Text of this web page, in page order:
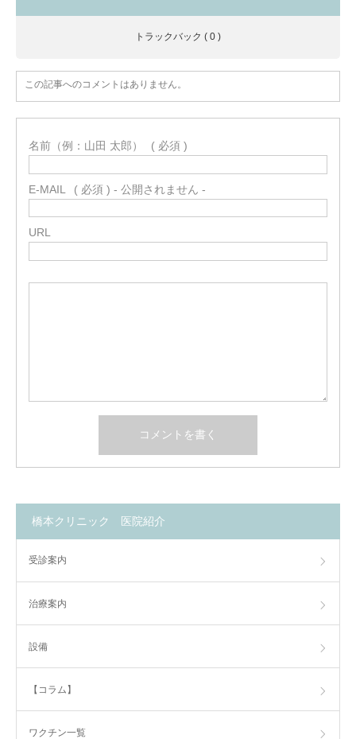
トラックバック ( 0 )
この記事へのコメントはありません。
名前（例：山田 太郎） ( 必須 )
E-MAIL ( 必須 ) - 公開されません -
URL
橋本クリニック 医院紹介
受診案内
治療案内
設備
【コラム】
ワクチン一覧